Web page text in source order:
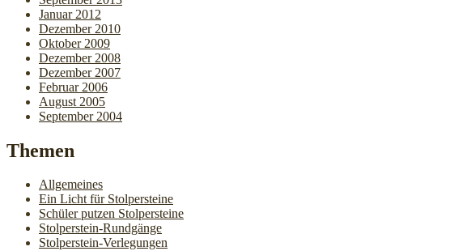
Januar 2012
Dezember 2010
Oktober 2009
Dezember 2008
Dezember 2007
Februar 2006
August 2005
September 2004
Themen
Allgemeines
Ein Licht für Stolpersteine
Schüler putzen Stolpersteine
Stolperstein-Rundgänge
Stolperstein-Verlegungen